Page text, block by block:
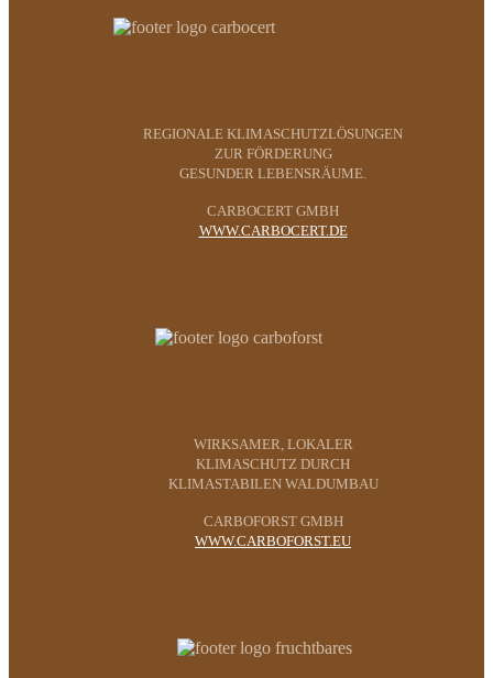
REGIONALE KLIMASCHUTZLÖSUNGEN
ZUR FÖRDERUNG
GESUNDER LEBENSRÄUME.
CARBOCERT GMBH
WWW.CARBOCERT.DE
WIRKSAMER, LOKALER
KLIMASCHUTZ DURCH
KLIMASTABILEN WALDUMBAU
CARBOFORST GMBH
WWW.CARBOFORST.EU